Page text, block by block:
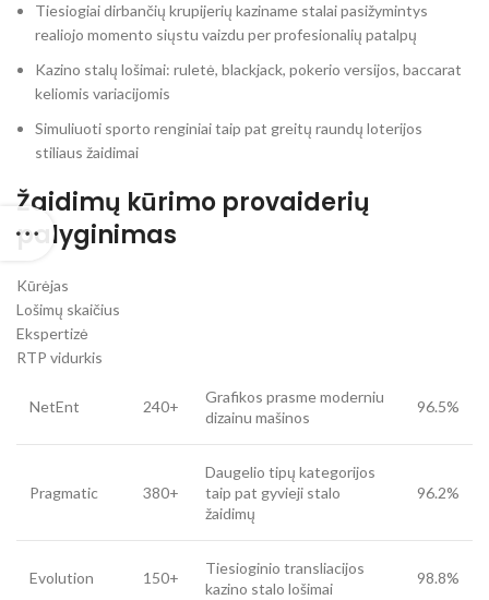
Tiesiogiai dirbančių krupijerių kaziname stalai pasižymintys
realiojo momento siųstu vaizdu per profesionalių patalpų
Kazino stalų lošimai: ruletė, blackjack, pokerio versijos, baccarat
keliomis variacijomis
Simuliuoti sporto renginiai taip pat greitų raundų loterijos
stiliaus žaidimai
Žaidimų kūrimo provaiderių
palyginimas
Kūrėjas
Lošimų skaičius
Ekspertizė
RTP vidurkis
NetEnt 240+
Grafikos prasme moderniu
dizainu mašinos
96.5%
Pragmatic 380+
Daugelio tipų kategorijos
taip pat gyvieji stalo
žaidimų
96.2%
Evolution 150+
Tiesioginio transliacijos
kazino stalo lošimai
98.8%